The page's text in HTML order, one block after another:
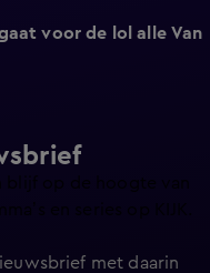
voor de lol alle Van
op de hoogte van
en series op KIJK.
met daarin